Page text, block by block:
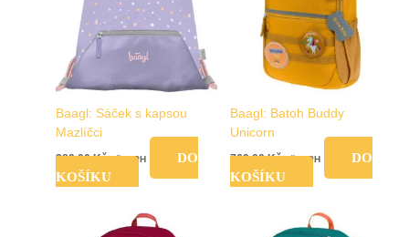
Baagl: Sáček s kapsou
Mazlíčci
289,00Kč vč. DPH
DO
KOŠÍKU
Baagl: Batoh Buddy
Unicorn
769,00Kč vč. DPH
DO
KOŠÍKU